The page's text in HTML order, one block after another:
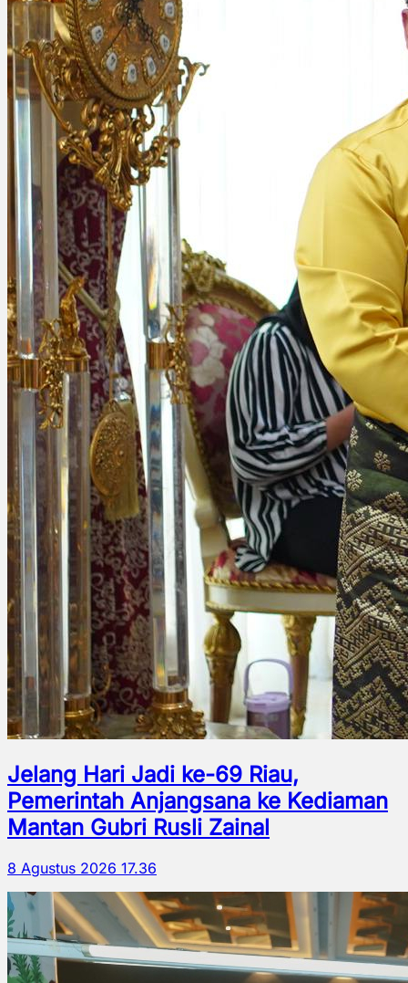
Jelang Hari Jadi ke-69 Riau,
Pemerintah Anjangsana ke Kediaman
Mantan Gubri Rusli Zainal
8 Agustus 2026 17.36